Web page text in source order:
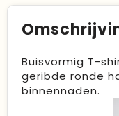
Buisvormig T-
geribde ronde
binnennaden.